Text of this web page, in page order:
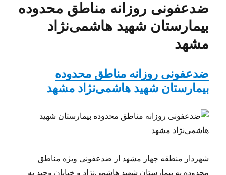
ضدعفونی روزانه مناطق محدوده
بیمارستان شهید هاشمی‌نژاد
مشهد
ضدعفونی روزانه مناطق محدوده
بیمارستان شهید هاشمی‌نژاد مشهد
شهردار منطقه چهار مشهد از ضدعفونی ویژه مناطق
محدوده به بیمارستان شهید هاشمی‌نژاد و خیابان وحید به